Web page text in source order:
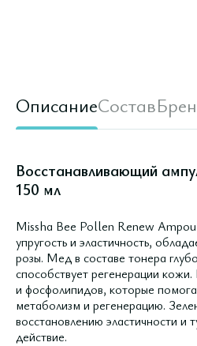
ОписаниеСостав
Восстанавливающий
150 мл
Missha Bee Pollen Renew
упругость и эластичность,
розы. Мед в составе тонера
способствует регенерации
и фосфолипидов, которые
метаболизм и регенерацию.
восстановлению эластичности и
действие.